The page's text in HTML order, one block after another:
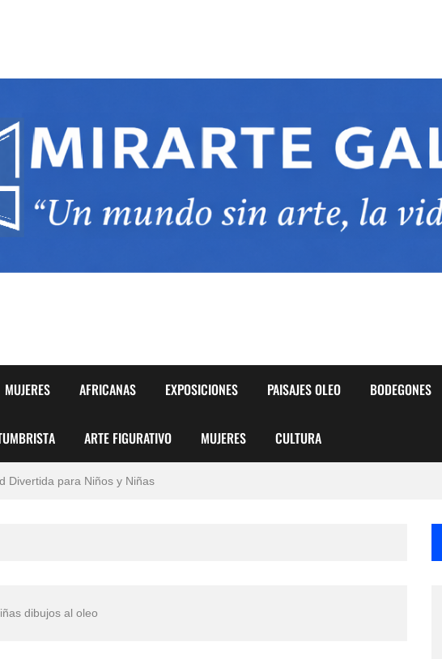
MUJERES AFRICANAS EXPOSICIONES PAISAJES OLEO BODEGONES
ARTE FIGURATIVO MUJERES CULTURA
al Óleo
Divertida para Niños y Niñas
dibujos al oleo